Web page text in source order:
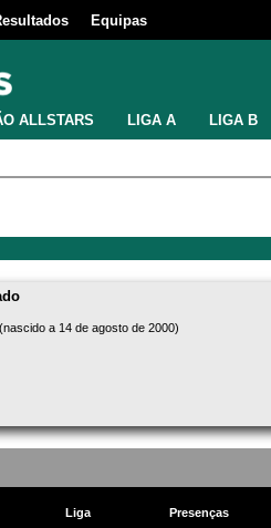
Equipas
ALLSTARS LIGA A LIGA B
a 14 de agosto de 2000)
Liga Presenças